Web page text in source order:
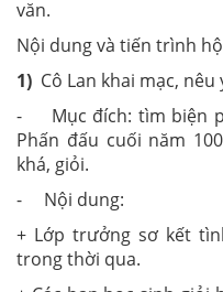
văn.
Nội dung và tiến trình
1) Cô Lan khai mạc,
- Mục đích: tìm biện
Phấn đấu cuối năm
khá, giỏi.
- Nội dung:
+ Lớp trưởng sơ kết
trong thời qua.